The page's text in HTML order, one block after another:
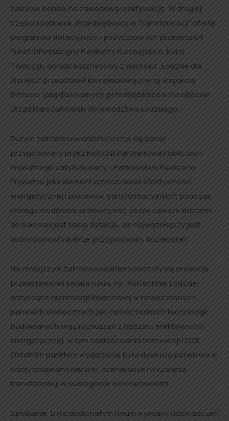
zakresie bonów na zawodową reaktywację. W drugiej
części spotkania „Przedsiębiorcy w Transformacji” ofertę
programów dotacyjnych i pożyczkowych przedstawił
Punkt Informacyjny Funduszy Europejskich. Karol
Tomczyk, doradca biznesowy z sieci biur „Łódzkie dla
Biznesu” przedstawił kompleksową ofertę wsparcia
biznesu, jaką dla lokalnych przedsiębiorców ma obecnie
Urząd Marszałkowski Województwa Łódzkiego.
Dużym zainteresowaniem cieszył się panel
przygotowany przez Instytut Partnerstwa Publiczno–
Prywatnego zatytułowany: „Partnerstwo Publiczno
Prywatne jako element wzmocnienia efektywności
energetycznej i procesów transformacyjnych”, podczas
którego moderator przekonywał, że nie zawsze kluczem
do sukcesu jest sama dotacja, ale najważniejszy jest
dobry pomysł i dobrze przygotowany biznesplan.
Nie mniejszym zainteresowaniem cieszyły się prelekcje
przedstawicieli świata nauki, np. Politechniki Łódzkiej
dotyczące technologii kwantowej w nowoczesnych
panelach słonecznych jak i nowoczesnych technologii
budowlanych oraz rozwiązań z obszaru efektywności
energetycznej, w tym zastosowania termowizji i OZE.
Ostatnim punktem wydarzenia była dyskusja panelowa w
której omawiano kierunki, scenariusze i wyzwania
transformacji w subregionie bełchatowskim.
Spotkanie była doskonałym forum wymiany doświadczeń